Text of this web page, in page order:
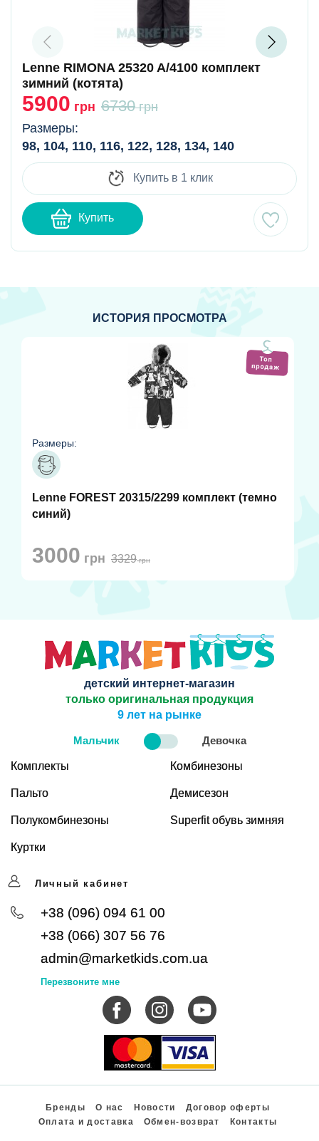
Lenne RIMONA 25320 A/4100 комплект
зимний (котята)
5900 грн 6730грн
Размеры:
98, 104, 110, 116, 122, 128, 134, 140
Купить в 1 клик
Купить
ИСТОРИЯ ПРОСМОТРА
Размеры:
Lenne FOREST 20315/2299 комплект (темно
синий)
3000 грн 3329грн
детский интернет-магазин
только оригинальная продукция
9 лет на рынке
Мальчик Девочка
Комплекты
Пальто
Полукомбинезоны
Куртки
Комбинезоны
Демисезон
Superfit обувь зимняя
Личный кабинет
+38 (096) 094 61 00
+38 (066) 307 56 76
admin@marketkids.com.ua
Перезвоните мне
Бренды О нас Новости
Договор оферты
Оплата и доставка
Обмен-возврат Контакты